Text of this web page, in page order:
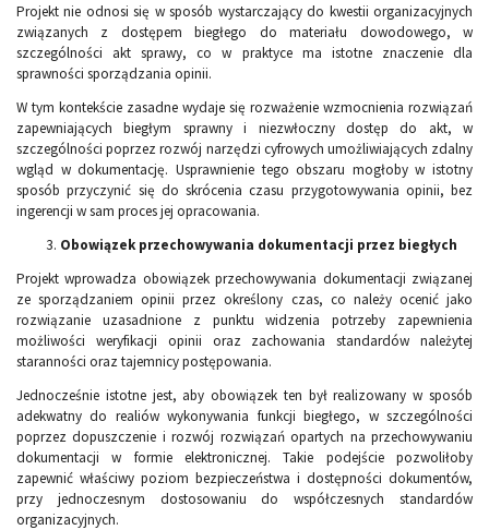
Projekt nie odnosi się w sposób wystarczający do kwestii organizacyjnych
związanych z dostępem biegłego do materiału dowodowego, w
szczególności akt sprawy, co w praktyce ma istotne znaczenie dla
sprawności sporządzania opinii.
W tym kontekście zasadne wydaje się rozważenie wzmocnienia rozwiązań
zapewniających biegłym sprawny i niezwłoczny dostęp do akt, w
szczególności poprzez rozwój narzędzi cyfrowych umożliwiających zdalny
wgląd w dokumentację. Usprawnienie tego obszaru mogłoby w istotny
sposób przyczynić się do skrócenia czasu przygotowywania opinii, bez
ingerencji w sam proces jej opracowania.
Obowiązek przechowywania dokumentacji przez biegłych
Projekt wprowadza obowiązek przechowywania dokumentacji związanej
ze sporządzaniem opinii przez określony czas, co należy ocenić jako
rozwiązanie uzasadnione z punktu widzenia potrzeby zapewnienia
możliwości weryfikacji opinii oraz zachowania standardów należytej
staranności oraz tajemnicy postępowania.
Jednocześnie istotne jest, aby obowiązek ten był realizowany w sposób
adekwatny do realiów wykonywania funkcji biegłego, w szczególności
poprzez dopuszczenie i rozwój rozwiązań opartych na przechowywaniu
dokumentacji w formie elektronicznej. Takie podejście pozwoliłoby
zapewnić właściwy poziom bezpieczeństwa i dostępności dokumentów,
przy jednoczesnym dostosowaniu do współczesnych standardów
organizacyjnych.